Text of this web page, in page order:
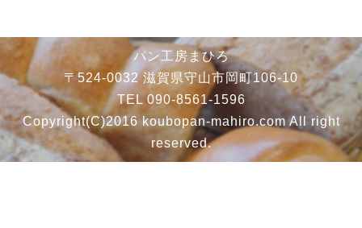
パン工房まひろ
〒524-0032 滋賀県守山市岡町106-10
TEL 090-8561-1596
Copyright(C)2016 koubopan-mahiro.com All right
reserved.